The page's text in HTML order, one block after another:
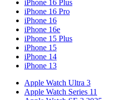
iPhone 16 Plus
iPhone 16 Pro
iPhone 16
iPhone 16e
iPhone 15 Plus
iPhone 15
iPhone 14
iPhone 13
Apple Watch Ultra 3
Apple Watch Series 11